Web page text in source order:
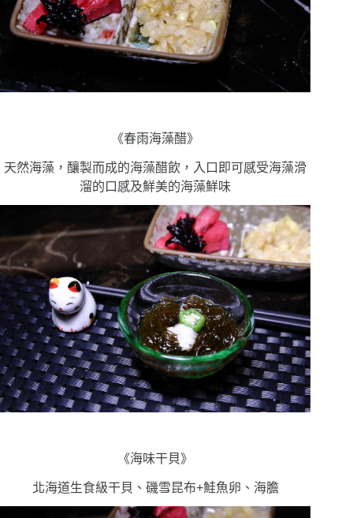
《春雨海藻醋》
天然海藻，釀製而成的海藻醋飲，入口即可感受海藻滑
溜的口感及鮮美的海藻鮮味
《海味干貝》
北海道生食級干貝、磯雪昆布+鮭魚卵、海膽